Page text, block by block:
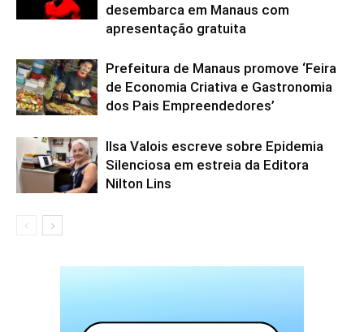
desembarca em Manaus com
apresentação gratuita
Prefeitura de Manaus promove ‘Feira
de Economia Criativa e Gastronomia
dos Pais Empreendedores’
Ilsa Valois escreve sobre Epidemia
Silenciosa em estreia da Editora
Nilton Lins